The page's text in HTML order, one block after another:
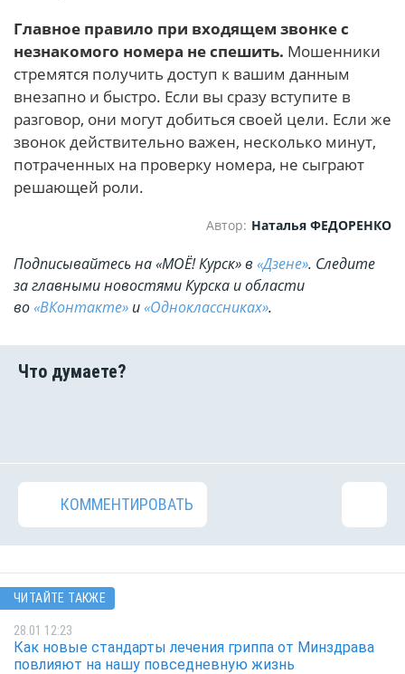
Главное правило при входящем звонке с
незнакомого номера не спешить. Мошенники
стремятся получить доступ к вашим данным
внезапно и быстро. Если вы сразу вступите в
разговор, они могут добиться своей цели. Если же
звонок действительно важен, несколько минут,
потраченных на проверку номера, не сыграют
решающей роли.
Автор: Наталья ФЕДОРЕНКО
Подписывайтесь на «МОЁ! Курск» в «Дзене». Cледите
за главными новостями Курска и области
во«ВКонтакте» и«Одноклассниках».
КОММЕНТИРОВАТЬ
ЧИТАЙТЕ ТАКЖЕ
28.01 12:23
Как новые стандарты лечения гриппа от Минздрава
повлияют на нашу повседневную жизнь